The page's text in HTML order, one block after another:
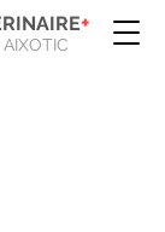
+
AIXOTIC